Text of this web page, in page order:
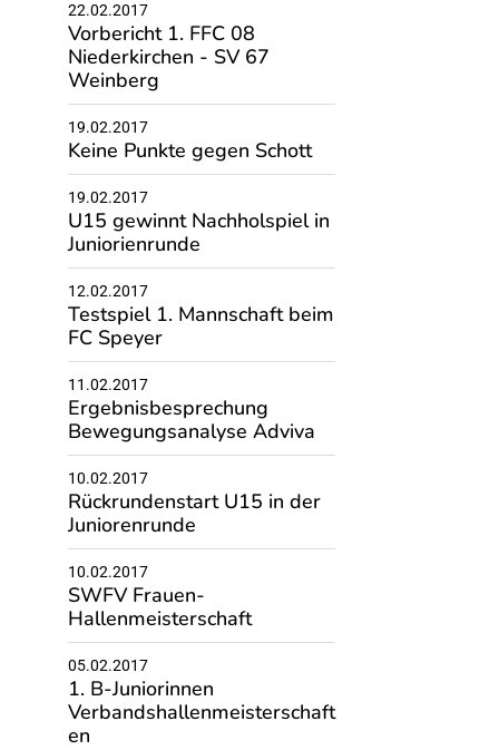
22.02.2017
Vorbericht 1. FFC 08
Niederkirchen - SV 67
Weinberg
19.02.2017
Keine Punkte gegen Schott
19.02.2017
U15 gewinnt Nachholspiel in
Juniorienrunde
12.02.2017
Testspiel 1. Mannschaft beim
FC Speyer
11.02.2017
Ergebnisbesprechung
Bewegungsanalyse Adviva
10.02.2017
Rückrundenstart U15 in der
Juniorenrunde
10.02.2017
SWFV Frauen-
Hallenmeisterschaft
05.02.2017
1. B-Juniorinnen
Verbandshallenmeisterschaft
en